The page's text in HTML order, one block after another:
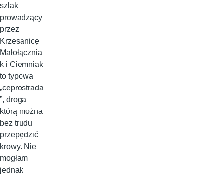
szlak
prowadzący
przez
Krzesanicę
Małołącznia
k i Ciemniak
to typowa
„ceprostrada
”, droga
którą można
bez trudu
przepędzić
krowy. Nie
mogłam
jednak